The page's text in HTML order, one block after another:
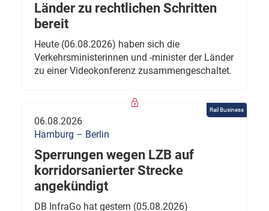
Länder zu rechtlichen Schritten
bereit
Heute (06.08.2026) haben sich die
Verkehrsministerinnen und -minister der Länder
zu einer Videokonferenz zusammengeschaltet.
Rail Business
06.08.2026
Hamburg – Berlin
Sperrungen wegen LZB auf
korridorsanierter Strecke
angekündigt
DB InfraGo hat gestern (05.08.2026)